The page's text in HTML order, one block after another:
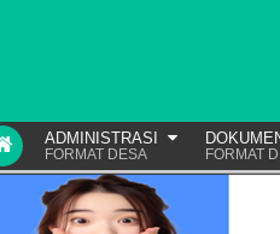
ADMINISTRASI
FORMAT DESA FORMAT